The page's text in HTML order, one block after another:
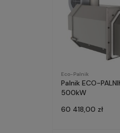
Eco-Palnik
Palnik ECO-
500kW
60 418,00 zł